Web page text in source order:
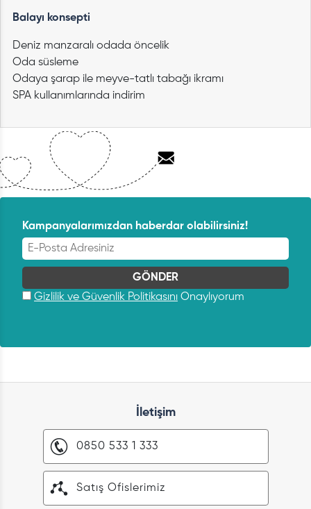
Balayı konsepti
Deniz manzaralı odada öncelik
Oda süsleme
Odaya şarap ile meyve-tatlı tabağı ikramı
SPA kullanımlarında indirim
Kampanyalarımızdan haberdar olabilirsiniz!
Gizlilik ve Güvenlik Politikasını Onaylıyorum
İletişim
0850 533 1 333
Satış Ofislerimiz